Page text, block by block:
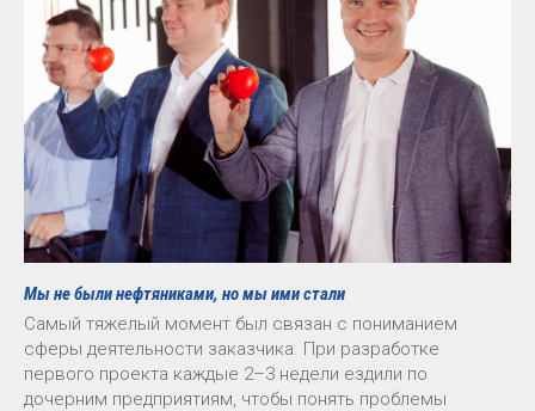
Мы не были нефтяниками, но мы ими стали
Самый тяжелый момент был связан с пониманием
сферы деятельности заказчика. При разработке
первого проекта каждые 2–3 недели ездили по
дочерним предприятиям, чтобы понять проблемы